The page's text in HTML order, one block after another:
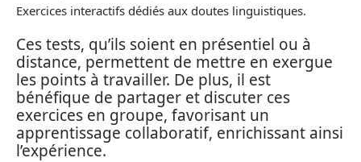
Exercices interactifs dédiés aux doutes linguistiques.
Ces tests, qu’ils soient en présentiel ou à
distance, permettent de mettre en exergue
les points à travailler. De plus, il est
bénéfique de partager et discuter ces
exercices en groupe, favorisant un
apprentissage collaboratif, enrichissant ainsi
l’expérience.